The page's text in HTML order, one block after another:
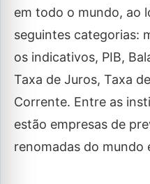
em todo o mundo, ao
seguintes categorias:
os indicativos, PIB,
Taxa de Juros, Taxa
Corrente. Entre as
estão empresas de
renomadas do mundo